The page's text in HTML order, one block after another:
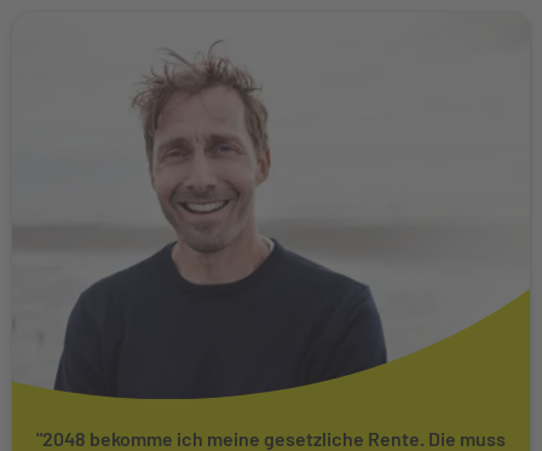
"2048 bekomme ich meine gesetzliche Rente. Die muss